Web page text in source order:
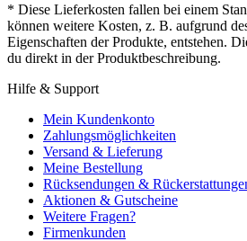
* Diese Lieferkosten fallen bei einem
können weitere Kosten, z. B. aufgrund
Eigenschaften der Produkte, entstehen.
du direkt in der Produktbeschreibung.
Hilfe & Support
Mein Kundenkonto
Zahlungsmöglichkeiten
Versand & Lieferung
Meine Bestellung
Rücksendungen &
Aktionen & Gutscheine
Weitere Fragen?
Firmenkunden